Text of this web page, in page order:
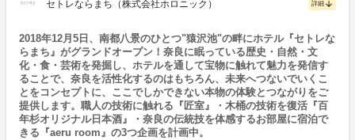
セトレならまち（株式会社ホロニック） 詳細 arrow_downward
2018年12月5日、南都八景のひとつ"猿沢池"の畔にホテル『セトレな
らまち』がグランドオープン！奈良に眠っている歴史・自然・文
化・食・芸術を発掘し、ホテルを通して宝物に触れて魅力を発信す
ることで、奈良を活性化するのはもちろん、未来へつないでいくこ
とをコンセプトに、ここでしかできない本物の体験とつながりをご
提供します。職人の技術に触れる『匠室』・木桶の技術を復活『百
年杉オリジナル日本酒』・奈良の伝統技を体感するお部屋に宿泊で
きる『aeru room』の3つ企画を計画中。